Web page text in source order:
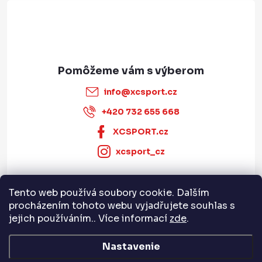
Tento web používá soubory cookie. Dalším
procházením tohoto webu vyjadřujete souhlas s
jejich používáním.. Více informací zde.
Nastavenie
info@xcsport.cz
+420 732 655 668
XCSPORT.cz
xcsport_cz
Informace pro vás
Servis a služby